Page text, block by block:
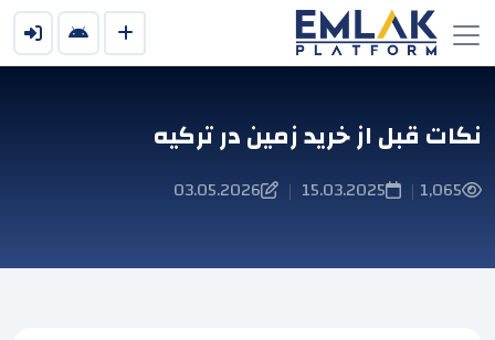
نکات قبل از خرید زمین در ترکیه
1,065
|
15.03.2025
|
03.05.2026